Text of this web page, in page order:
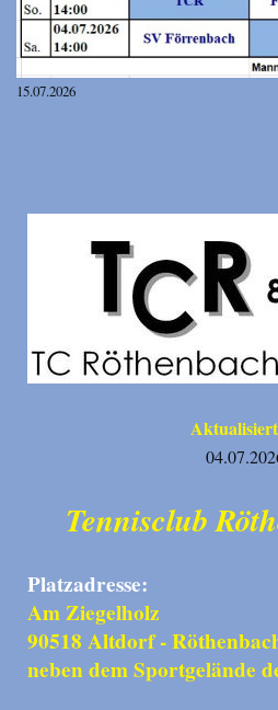
15.07.2026
Tennisclub
Platzadresse:
Am Ziegelholz
90518 Altdorf -
neben dem Sportgelände